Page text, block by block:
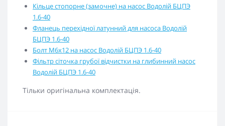
Кільце стопорне (замочне) на насос Водолій БЦПЭ
1.6-40
Фланець перехідної латунний для насоса Водолій
БЦПЭ 1.6-40
Болт М6х12 на насос Водолій БЦПЭ 1.6-40
Фільтр сіточка грубої відчистки на глибинний насос
Водолій БЦПЭ 1.6-40
Тільки оригінальна комплектація.